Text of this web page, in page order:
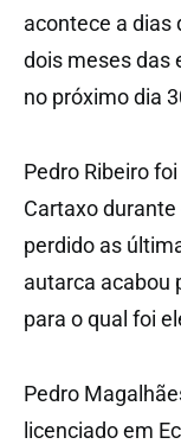
acontece a dias
dois meses das
no próximo dia
Pedro Ribeiro
Cartaxo
perdido as
autarca acabou
para o qual foi
Pedro
licenciado em